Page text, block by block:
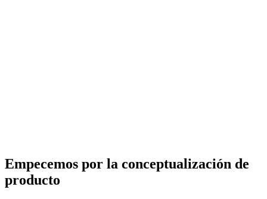
Empecemos por la conceptualización de
producto